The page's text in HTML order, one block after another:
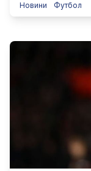
Новини Футбол